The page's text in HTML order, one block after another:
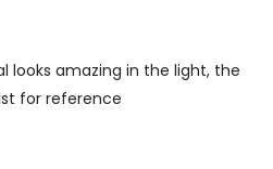
looks amazing in the light, the
for reference